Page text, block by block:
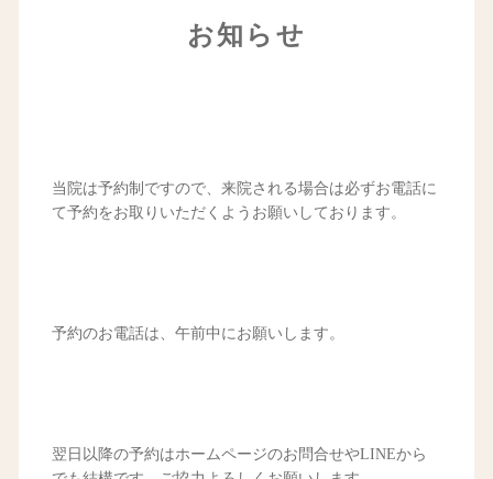
お知らせ
当院は予約制ですので、来院される場合は必ずお電話に
て予約をお取りいただくようお願いしております。
予約のお電話は、午前中にお願いします。
翌日以降の予約はホームページのお問合せやLINEから